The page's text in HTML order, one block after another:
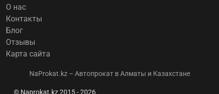
О нас
Контакты
Блог
Отзывы
Карта сайта
NaProkat.kz – Автопрокат в Алматы и Казахстане
© Naprokat.kz 2015 - 2026